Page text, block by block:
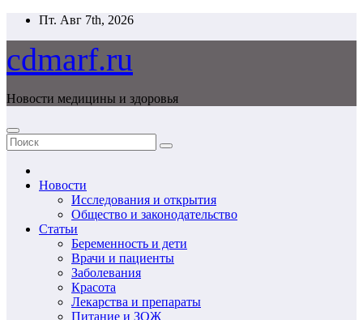
Перейти
содержимому
Пт. Авг 7th, 2026
cdmarf.ru
Новости медицины и здоровья
Новости
Исследования и открытия
Общество и законодательство
Статьи
Беременность и дети
Врачи и пациенты
Заболевания
Красота
Лекарства и препараты
Питание и ЗОЖ